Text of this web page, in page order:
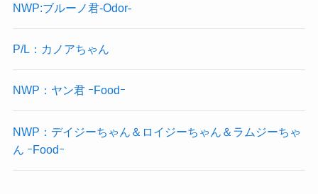
NWP:ブルーノ君-Odor-
P/L：カノアちゃん
NWP：ヤン君 ｰFoodｰ
NWP：デイジーちゃん＆ロイジーちゃん＆ラムジーちゃ
ん ｰFoodｰ